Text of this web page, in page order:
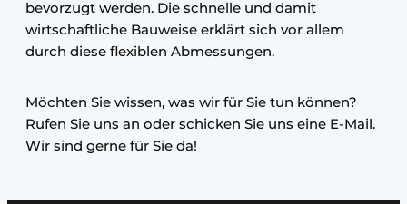
bevorzugt werden. Die schnelle und damit
wirtschaftliche Bauweise erklärt sich vor allem
durch diese flexiblen Abmessungen.
Möchten Sie wissen, was wir für Sie tun können?
Rufen Sie uns an oder schicken Sie uns eine E-Mail.
Wir sind gerne für Sie da!